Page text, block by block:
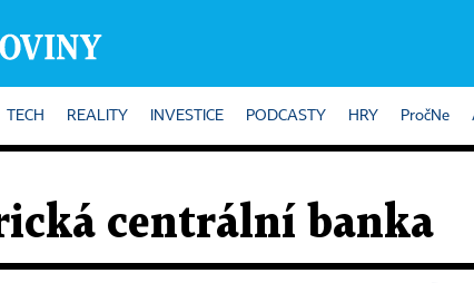
TECH REALITY INVESTICE PODCASTY HRY PročNe
centrální banka